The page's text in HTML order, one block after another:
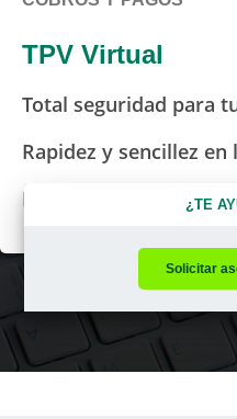
TPV Virtual
Total seguridad para
Rapidez y sencillez
Diferentes
¿TE
Solicitar